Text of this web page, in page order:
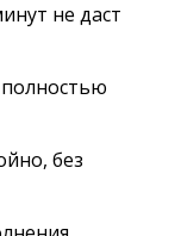
не даст
без